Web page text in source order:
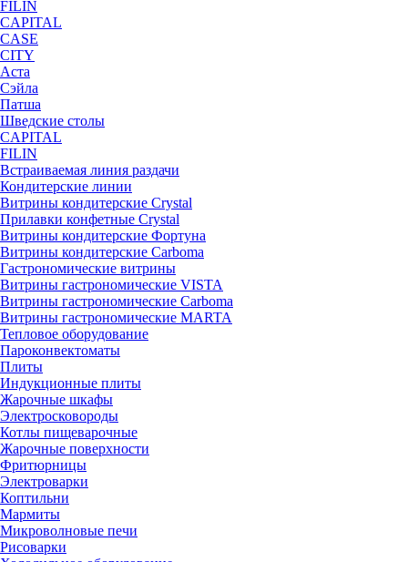
FILIN
CAPITAL
CASE
CITY
Аста
Сэйла
Патша
Шведские столы
CAPITAL
FILIN
Встраиваемая линия раздачи
Кондитерские линии
Витрины кондитерские Crystal
Прилавки конфетные Crystal
Витрины кондитерские Фортуна
Витрины кондитерские Carboma
Гастрономические витрины
Витрины гастрономические VISTA
Витрины гастрономические Carboma
Витрины гастрономические MARTA
Тепловое оборудование
Пароконвектоматы
Плиты
Индукционные плиты
Жарочные шкафы
Электросковороды
Котлы пищеварочные
Жарочные поверхности
Фритюрницы
Электроварки
Коптильни
Мармиты
Микроволновые печи
Рисоварки